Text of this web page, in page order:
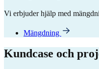
Vi erbjuder hjälp med
Mängdning
Kundcase och